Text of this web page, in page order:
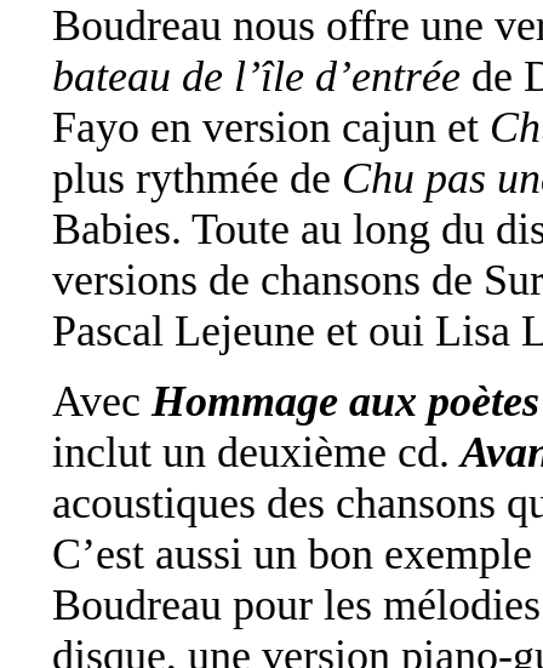
Boudreau nous offre une
bateau de l’île d’entrée de
Fayo en version cajun et
plus rythmée de Chu pas
Babies. Toute au long du
versions de chansons de
Pascal Lejeune et oui Lisa
AvecHommage aux
inclut un deuxième cd.
acoustiques des chansons
C’est aussi un bon
Boudreau pour les
disque, une version piano-